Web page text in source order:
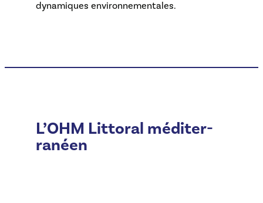
dynamiques environnementales.
L’OHM Littoral méditer-
ranéen